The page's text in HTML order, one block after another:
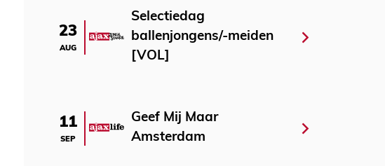
23
AUG
Selectiedag
ballenjongens/-meiden
[VOL]
11
SEP
Geef Mij Maar
Amsterdam